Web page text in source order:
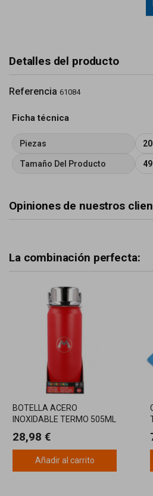
Detalles del producto
Referencia 61084
Ficha técnica
Piezas
Tamaño Del Producto
Opiniones de nuestros
La combinación perfecta:
BOTELLA ACERO
INOXIDABLE TERMO 505ML
28,98 €
Añadir al carrito